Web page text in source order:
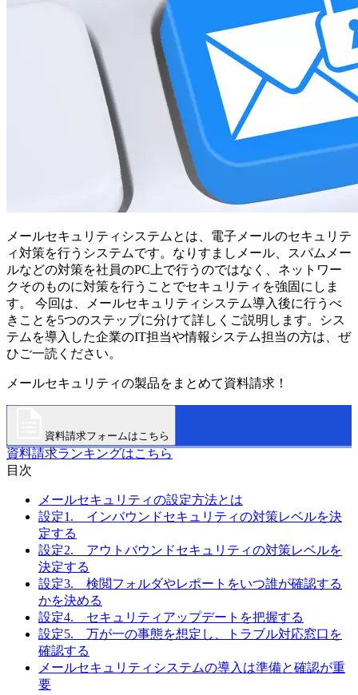
メールセキュリティシステムとは、電子メールのセキュリテ
ィ対策を行うシステムです。なりすましメール、スパムメー
ルなどの対策を社員のPC上で行うのではなく、ネットワー
クそのものに対策を行うことでセキュリティを強固にしま
す。 今回は、メールセキュリティシステム導入後に行うべ
きことを5つのステップに分けて詳しくご説明します。シス
テムを導入した企業のIT担当や情報システム担当の方は、ぜ
ひご一読ください。
メールセキュリティの製品をまとめて資料請求！
資料請求フォームはこちら
資料請求ランキングはこちら
目次
メールセキュリティの設定方法とは
設定1. インバウンドセキュリティの対策レベルを決
定する
設定2. アウトバウンドセキュリティの対策レベルを
決定する
設定3. 検閲フォルダやレポートをいつ誰が確認する
かを決める
設定4. セキュリティアップデートを把握する
設定5. 万が一の事態を想定し、トラブル対応窓口を
確認する
メールセキュリティシステムの導入は準備と確認が重
要